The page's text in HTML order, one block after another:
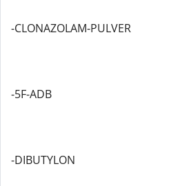
-CLONAZOLAM-PULVER
-5F-ADB
-DIBUTYLON